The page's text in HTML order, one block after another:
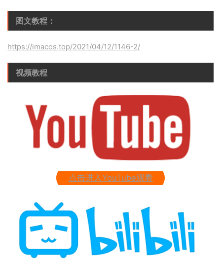
图文教程：
https://imacos.top/2021/04/12/1146-2/
视频教程
点击进入YouTube观看